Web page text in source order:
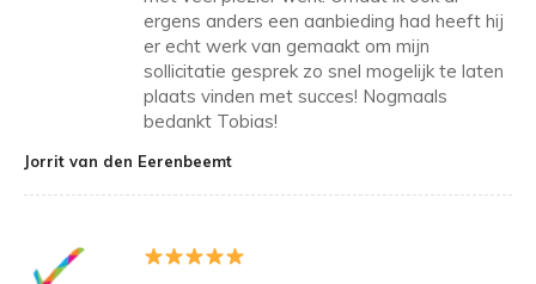
ergens anders een aanbieding had heeft hij
er echt werk van gemaakt om mijn
sollicitatie gesprek zo snel mogelijk te laten
plaats vinden met succes! Nogmaals
bedankt Tobias!
Jorrit van den Eerenbeemt